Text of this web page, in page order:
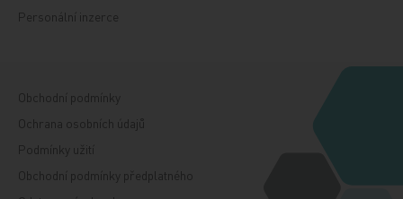
Personální inzerce
Obchodní podmínky
Ochrana osobních údajů
Podmínky užití
Obchodní podmínky předplatného